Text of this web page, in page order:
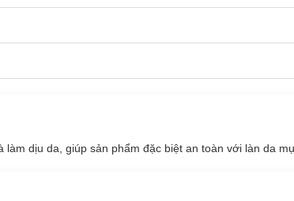
trắng bệt và nhợt nhạt.
tự nhiên và hài hòa, đây cũng là màu sắc dễ phù hợp
dịu da, giúp sản phẩm đặc biệt an toàn với làn da